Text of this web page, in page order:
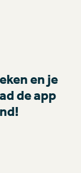
en je
de app